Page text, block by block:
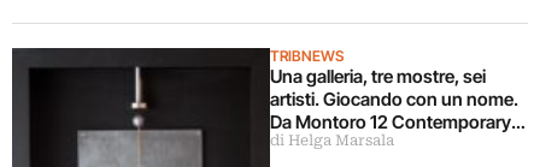
aveva già pensato
TRIBNEWS
Una galleria, tre mostre, sei
artisti. Giocando con un nome.
Da Montoro 12 Contemporary
Art si avvia alla conclusione il
di Helga Marsala